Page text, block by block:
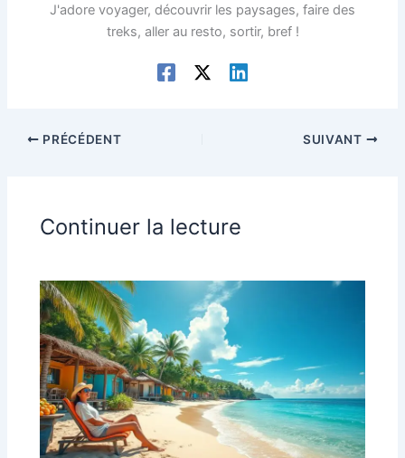
J'adore voyager, découvrir les paysages, faire des
treks, aller au resto, sortir, bref !
PRÉCÉDENT SUIVANT
Continuer la lecture